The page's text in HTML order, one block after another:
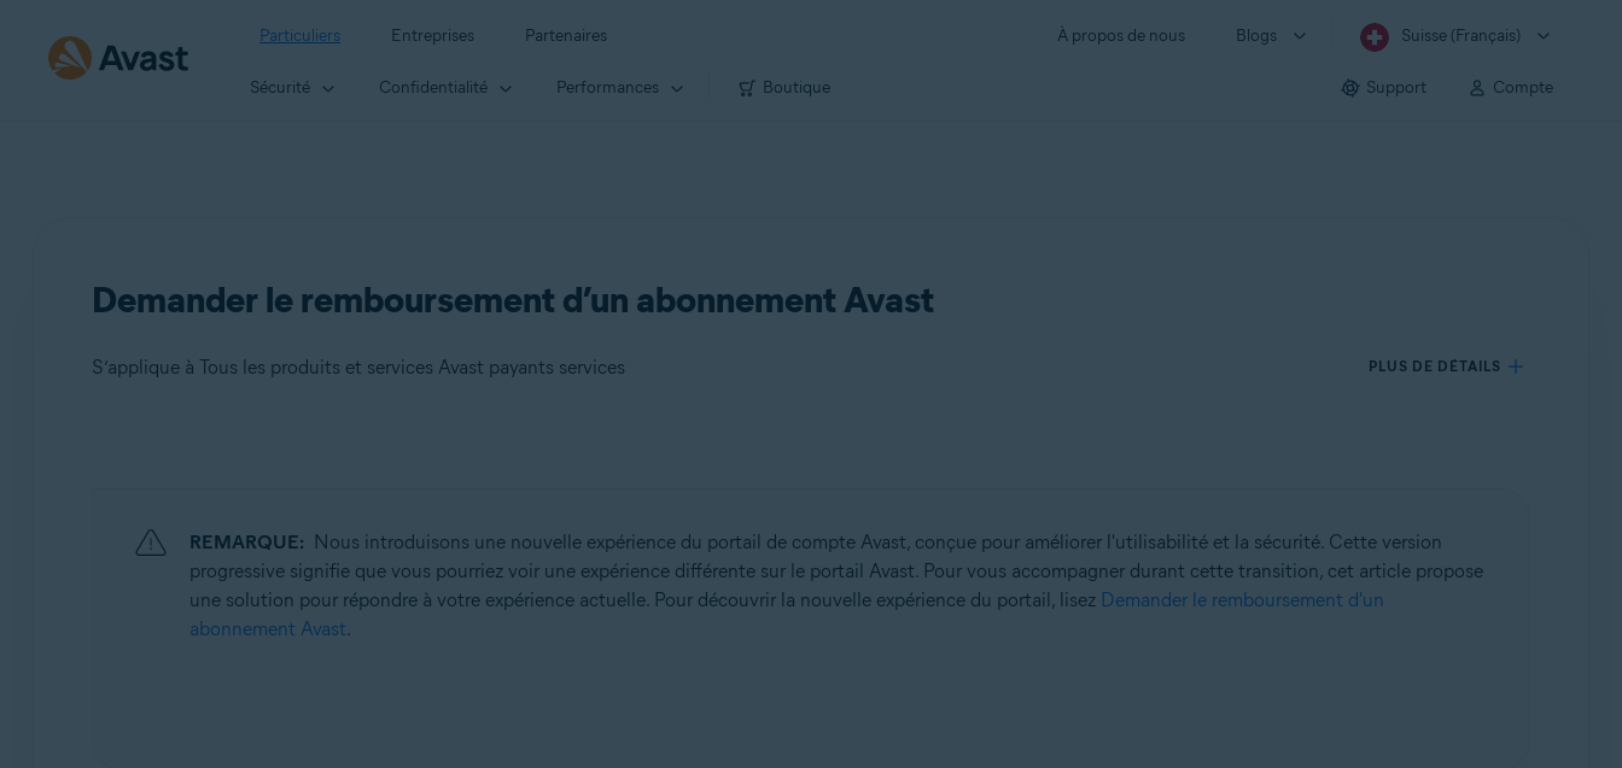
Particuliers Entreprises Partenaires À propos de nous Blogs Suisse (Français)
Sécurité Confidentialité Performances Boutique Support Compte
Demander le remboursement d’un abonnement Avast
S’applique à Tous les produits et services Avast payants services PLUS DE DÉTAILS
Systèmes d'exploitation:
Tous les systèmes d’exploitation pris en charge
REMARQUE: Nous introduisons une nouvelle expérience du portail de compte Avast, conçue pour améliorer l'utilisabilité et la sécurité. Cette version
progressive signifie que vous pourriez voir une expérience différente sur le portail Avast. Pour vous accompagner durant cette transition, cet article propose
une solution pour répondre à votre expérience actuelle. Pour découvrir la nouvelle expérience du portail, lisez Demander le remboursement d'un
abonnement Avast.